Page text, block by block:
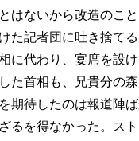
ないから改造のこ
記者団に吐き捨
代わり、宴席を設
首相も、兄貴分の
待したのは報道陣
を得なかった。